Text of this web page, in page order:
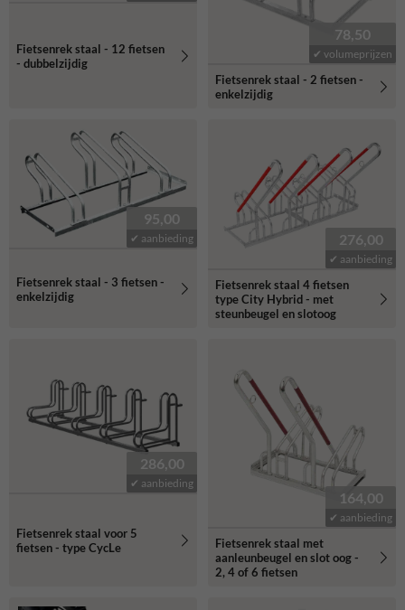
Fietsenrek staal - 12 fietsen
- dubbelzijdig
78,50
✔ volumeprijzen
Fietsenrek staal - 2 fietsen -
enkelzijdig
95,00
✔ aanbieding
Fietsenrek staal - 3 fietsen -
enkelzijdig
276,00
✔ aanbieding
Fietsenrek staal 4 fietsen
type City Hybrid - met
steunbeugel en slotoog
286,00
✔ aanbieding
Fietsenrek staal voor 5
fietsen - type CycLe
164,00
✔ aanbieding
Fietsenrek staal met
aanleunbeugel en slot oog -
2, 4 of 6 fietsen